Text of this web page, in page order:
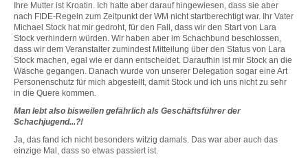
Ihre Mutter ist Kroatin. Ich hatte aber darauf hingewiesen, dass sie aber
nach FIDE-Regeln zum Zeitpunkt der WM nicht startberechtigt war. Ihr Vater
Michael Stock hat mir gedroht, für den Fall, dass wir den Start von Lara
Stock verhindern würden. Wir haben aber im Schachbund beschlossen,
dass wir dem Veranstalter zumindest Mitteilung über den Status von Lara
Stock machen, egal wie er dann entscheidet. Daraufhin ist mir Stock an die
Wäsche gegangen. Danach wurde von unserer Delegation sogar eine Art
Personenschutz für mich abgestellt, damit Stock und ich uns nicht zu sehr
in die Quere kommen.
Man lebt also bisweilen gefährlich als Geschäftsführer der
Schachjugend...?!
Ja, das fand ich nicht besonders witzig damals. Das war aber auch das
einzige Mal, dass so etwas passiert ist.